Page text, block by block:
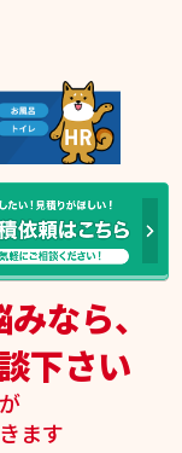
なら、
下さい
ます